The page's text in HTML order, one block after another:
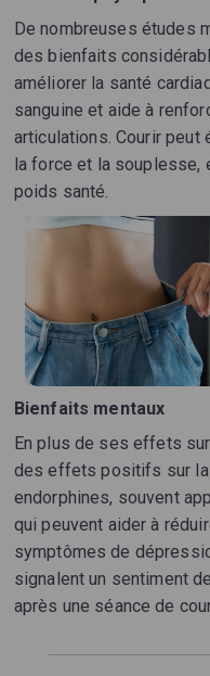
De nombreuses études
des bienfaits
améliorer la santé
sanguine et aide à
articulations. Courir peut
la force et la souplesse,
poids santé.
Bienfaits mentaux
En plus de ses effets
des effets positifs sur la
endorphines, souvent
qui peuvent aider à
symptômes de
signalent un sentiment
après une séance de